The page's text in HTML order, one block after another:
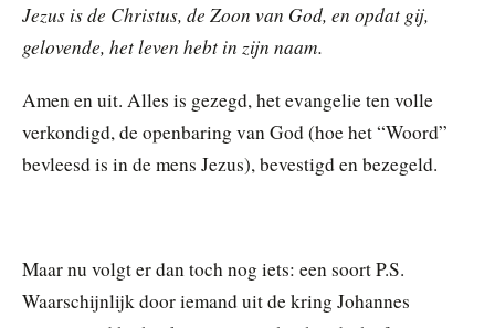
Jezus is de Christus, de Zoon van God, en opdat gij,
gelovende, het leven hebt in zijn naam.
Amen en uit. Alles is gezegd, het evangelie ten volle
verkondigd, de openbaring van God (hoe het “Woord”
bevleesd is in de mens Jezus), bevestigd en bezegeld.
Maar nu volgt er dan toch nog iets: een soort P.S.
Waarschijnlijk door iemand uit de kring Johannes